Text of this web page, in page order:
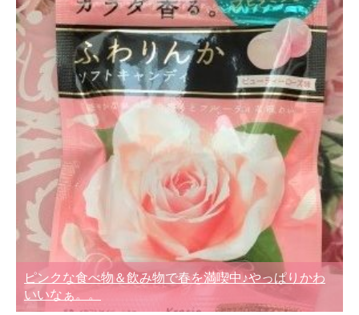
ピンクな食べ物＆飲み物で春を満喫中♪やっぱりかわ
いいなぁ。。